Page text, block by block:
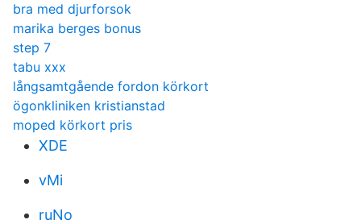
bra med djurforsok
marika berges bonus
step 7
tabu xxx
långsamtgående fordon körkort
ögonkliniken kristianstad
moped körkort pris
XDE
vMi
ruNo